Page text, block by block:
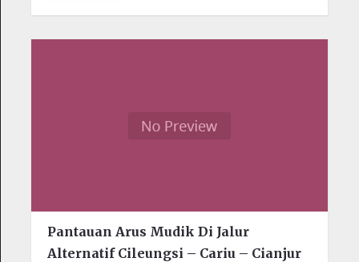
Pantauan Arus Mudik Di Jalur
Alternatif Cileungsi – Cariu – Cianjur